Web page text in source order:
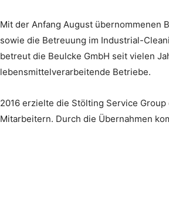
Mit der Anfang August übernommenen
sowie die Betreuung im Industrial-
betreut die Beulcke GmbH seit vielen
lebensmittelverarbeitende Betriebe.
2016 erzielte die Stölting Service
Mitarbeitern. Durch die Übernahmen